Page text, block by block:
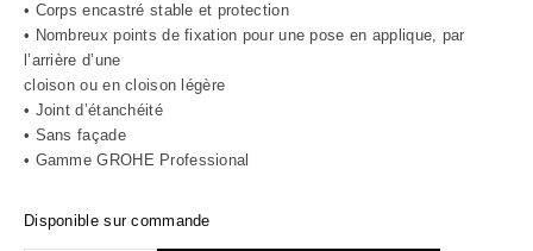
• Corps encastré stable et protection
• Nombreux points de fixation pour une pose en applique, par
l’arrière d’une
cloison ou en cloison légère
• Joint d’étanchéité
• Sans façade
• Gamme GROHE Professional
Disponible sur commande